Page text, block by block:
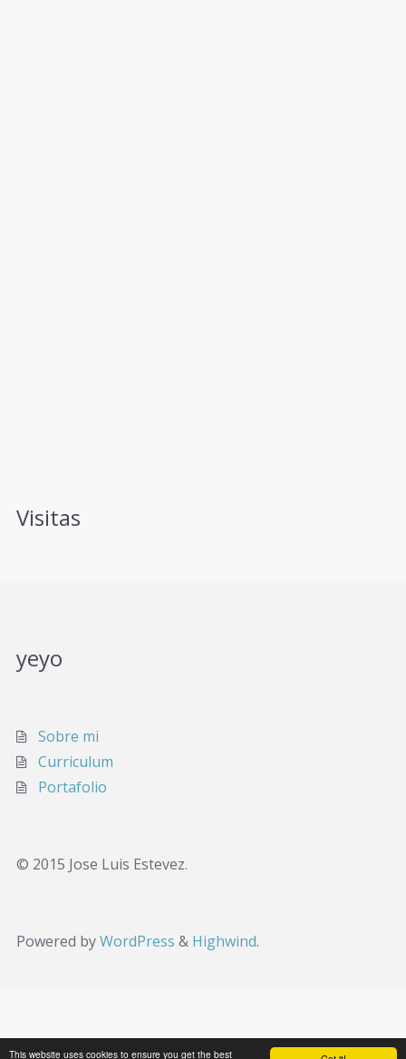
This website uses cookies to ensure you get the best
Visitas
yeyo
Sobre mi
Curriculum
Portafolio
© 2015 Jose Luis Estevez.
Powered byWordPress & Highwind.